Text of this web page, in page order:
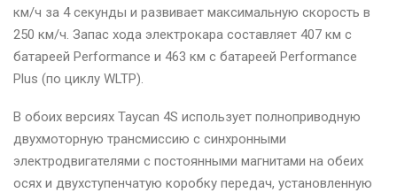
км/ч за 4 секунды и развивает максимальную скорость в
250 км/ч. Запас хода электрокара составляет 407 км с
батареей Performance и 463 км с батареей Performance
Plus (по циклу WLTP).
В обоих версиях Taycan 4S использует полноприводную
двухмоторную трансмиссию с синхронными
электродвигателями с постоянными магнитами на обеих
осях и двухступенчатую коробку передач, установленную